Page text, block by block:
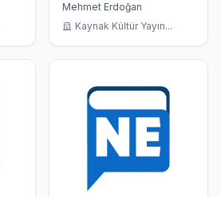
Mehmet Erdoğan
Kaynak Kültür Yayın...